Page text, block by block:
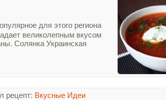
для этого региона
великолепным вкусом
Солянка Украинская
рецепт: Вкусные Идеи